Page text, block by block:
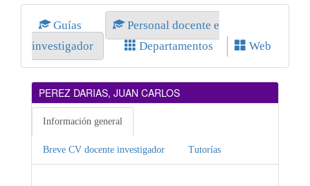
Guías
Personal docente e
investigador
Departamentos Web
PEREZ DARIAS, JUAN CARLOS
Información general
Breve CV docente investigador Tutorías